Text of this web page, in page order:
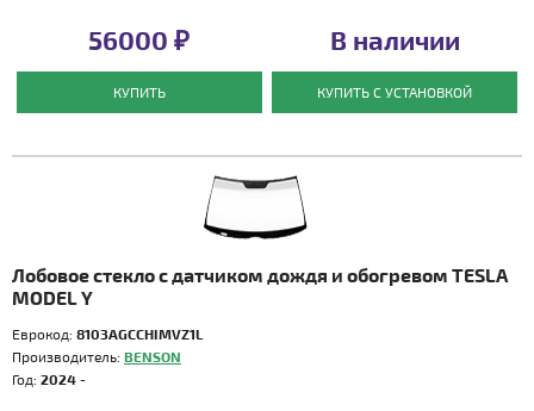
56000 ₽
КУПИТЬ
В наличии
КУПИТЬ С УСТАНОВКОЙ
Лобовое стекло с датчиком дождя и обогревом TESLA
MODEL Y
Еврокод: 8103AGCCHIMVZ1L
Производитель: BENSON
Год: 2024 -